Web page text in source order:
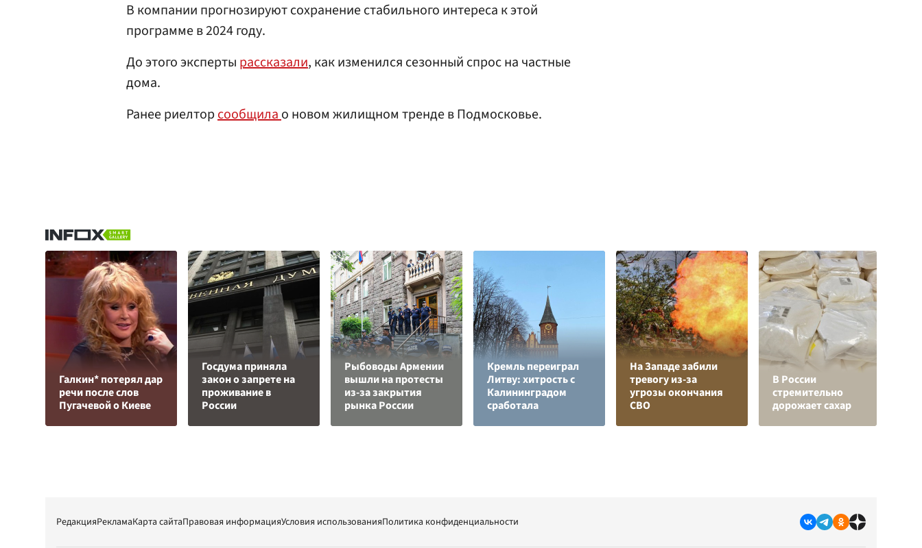
В компании прогнозируют сохранение стабильного интереса к этой
программе в 2024 году.
До этого эксперты рассказали, как изменился сезонный спрос на частные
дома.
Ранее риелторсообщилао новом жилищном тренде в Подмосковье.
Галкин* потерял дар
речи после слов
Пугачевой о Киеве
Госдума приняла
закон о запрете на
проживание в
России
Рыбоводы Армении
вышли на протесты
из-за закрытия
рынка России
Кремль переиграл
Литву: хитрость с
Калининградом
сработала
На Западе забили
тревогу из-за
угрозы окончания
СВО
В России
стремительно
дорожает сахар
РедакцияРекламаКарта сайтаПравовая информацияУсловия использованияПолитика конфиденциальности